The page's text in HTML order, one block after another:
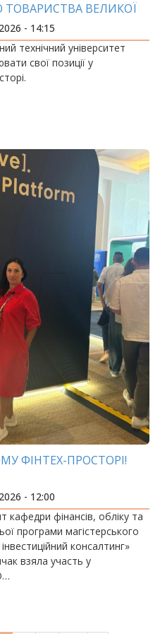
ТОВАРИСТВА ВЕЛИКОЇ
- 14:15
технічний університет
свої позиції у
ФІНТЕХ-ПРОСТОРІ!
- 12:00
кафедри фінансів, обліку та
програми магістерського
консалтинг»
взяла участь у